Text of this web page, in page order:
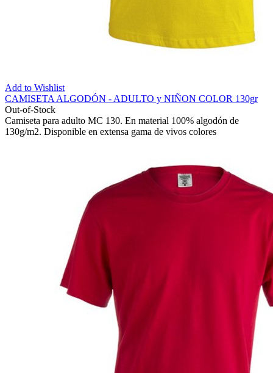
Add to Wishlist
CAMISETA ALGODÓN - ADULTO y NIÑON COLOR 130gr
Out-of-Stock
Camiseta para adulto MC 130. En material 100% algodón de
130g/m2. Disponible en extensa gama de vivos colores